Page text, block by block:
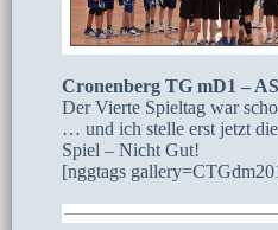
Cronenberg TG mD1 –
Der Vierte Spieltag war
… und ich stelle erst jetzt
Spiel – Nicht Gut!
[nggtags